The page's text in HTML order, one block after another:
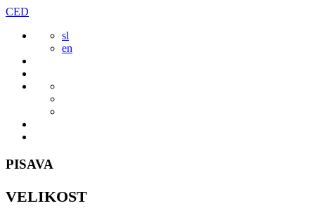
Preskoči
vsebine
CED
sl
en
PISAVA
VELIKOST